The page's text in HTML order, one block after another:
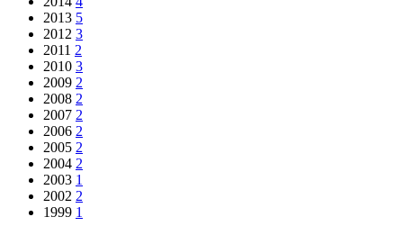
2013 5
2012 3
2011 2
2010 3
2009 2
2008 2
2007 2
2006 2
2005 2
2004 2
2003 1
2002 2
1999 1